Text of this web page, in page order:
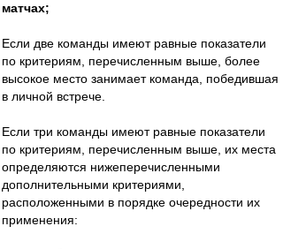
матчах;
Если две команды имеют равные показатели
по критериям, перечисленным выше, более
высокое место занимает команда, победившая
в личной встрече.
Если три команды имеют равные показатели
по критериям, перечисленным выше, их места
определяются нижеперечисленными
дополнительными критериями,
расположенными в порядке очередности их
применения: